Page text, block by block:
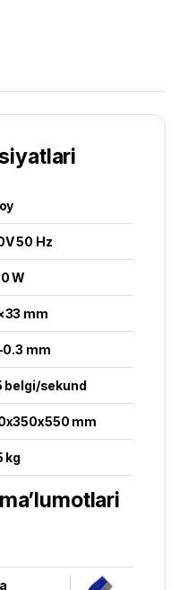
50 Hz
W
mm
0.3 mm
belgi/sekund
mm
kg